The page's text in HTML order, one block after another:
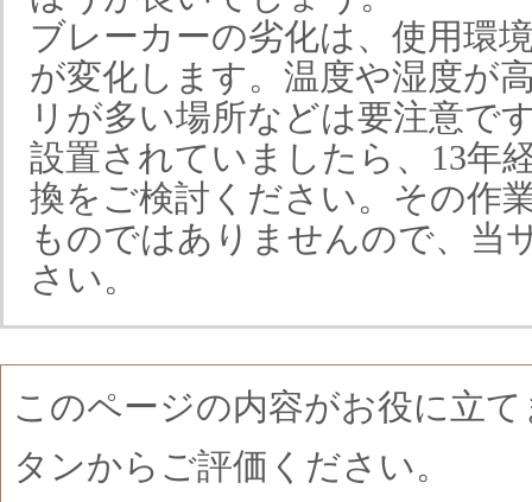
ブレーカーの劣化は、使用環
が変化します。温度や湿度が
リが多い場所などは要注意で
設置されていましたら、13年
換をご検討ください。その作
ものではありませんので、当
さい。
このページの内容がお役に立
タンからご評価ください。